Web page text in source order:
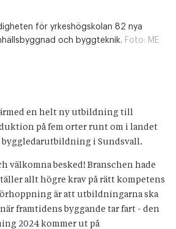
för yrkeshögskolan 82 nya
och byggteknik. Foto: ME
en helt ny utbildning till
på fem orter runt om i landet
byggledarutbildning i Sundsvall.
välkomna besked! Branschen hade
allt högre krav på rätt kompetens
är att utbildningarna ska
framtidens byggande tar fart - den
2024 kommer ut på